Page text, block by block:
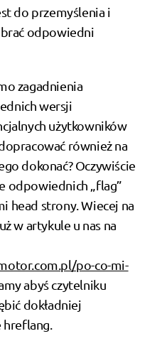
do przemyślenia i
odpowiedni
zagadnienia
wersji
użytkowników
również na
dokonać? Oczywiście
odpowiednich „flag”
head strony. Wiecej na
w artykule u nas na
po-co-mi-
abyś czytelniku
dokładniej